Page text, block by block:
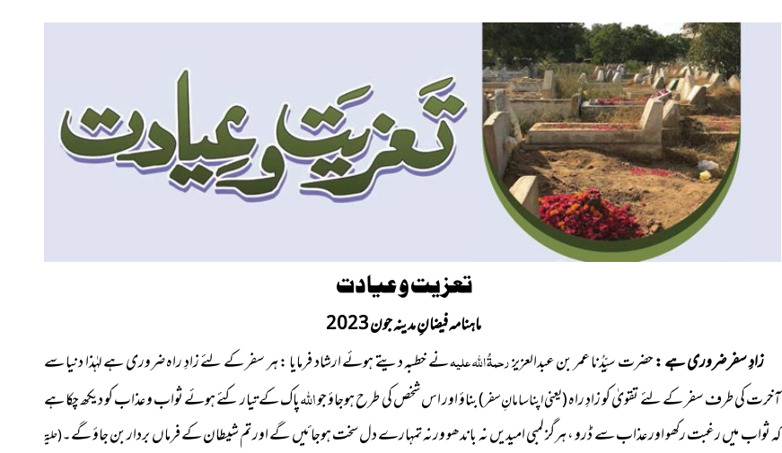
تعزیت و عیادت
ماہنامہ فیضانِ مدینہ جون 2023
زادِ سفر ضروری ہے :حضرت سیِّدُنا عمر بن عبدالعزیزرحمۃُ اللہ علیہنے خطبہ دیتے ہوئے ارشاد فرمایا : ہر سفر کے لئے زادِ راہ ضروری ہے لہٰذا دنیا سے
آخرت کی طرف سفر کے لئے تقویٰ کو زادِ راہ( یعنی اپنا سامانِ سفر )بناؤ اور اس شخص کی طرح ہوجاؤ جواللہپاک کے تیار کئے ہوئے ثواب و عذاب کو دیکھ چکا ہے
کہ ثواب میں رغبت رکھو اور عذاب سے ڈرو ، ہرگز لمبی امیدیں نہ باندھو ورنہ تمہارے دل سخت ہوجائیں گے اور تم شیطان کے فرماں بردار بن جاؤ گے۔( حلیۃ